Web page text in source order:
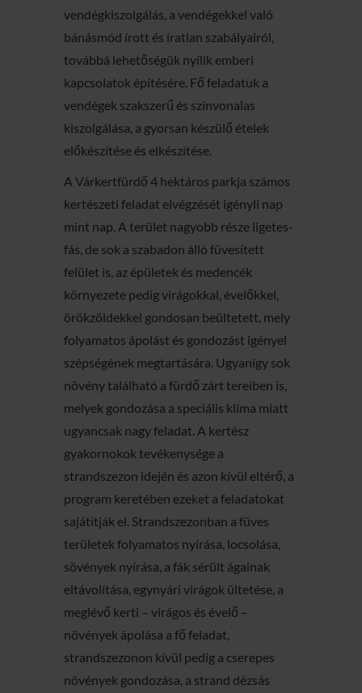
vendégkiszolgálás, a vendégekkel való
bánásmód írott és íratlan szabályairól,
továbbá lehetőségük nyílik emberi
kapcsolatok építésére. Fő feladatuk a
vendégek szakszerű és színvonalas
kiszolgálása, a gyorsan készülő ételek
előkészítése és elkészítése.
A Várkertfürdő 4 hektáros parkja számos
kertészeti feladat elvégzését igényli nap
mint nap. A terület nagyobb része ligetes-
fás, de sok a szabadon álló füvesített
felület is, az épületek és medencék
környezete pedig virágokkal, évelőkkel,
örökzöldekkel gondosan beültetett, mely
folyamatos ápolást és gondozást igényel
szépségének megtartására. Ugyanígy sok
növény található a fürdő zárt tereiben is,
melyek gondozása a speciális klíma miatt
ugyancsak nagy feladat. A kertész
gyakornokok tevékenysége a
strandszezon idején és azon kívül eltérő, a
program keretében ezeket a feladatokat
sajátítják el. Strandszezonban a füves
területek folyamatos nyírása, locsolása,
sövények nyírása, a fák sérült ágainak
eltávolítása, egynyári virágok ültetése, a
meglévő kerti – virágos és évelő –
növények ápolása a fő feladat,
strandszezonon kívül pedig a cserepes
növények gondozása, a strand dézsás